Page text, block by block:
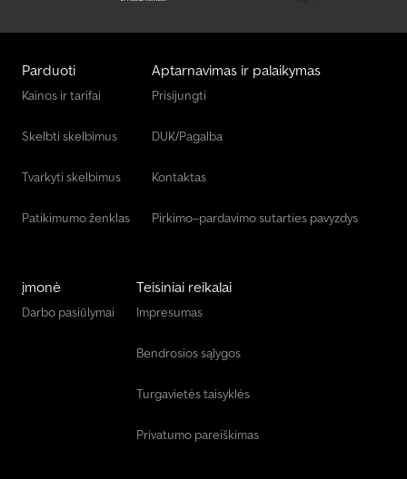
Kiti Šiukšlės / Šalinimas
Krautuvas Su Šoniniu Pasukimu
Parduoti
Kainos ir tarifai
Skelbti skelbimus
Tvarkyti skelbimus
Patikimumo ženklas
Aptarnavimas ir palaikymas
Prisijungti
DUK/Pagalba
Kontaktas
Pirkimo–pardavimo sutarties pavyzdys
įmonė
Darbo pasiūlymai
Teisiniai reikalai
Impresumas
Bendrosios sąlygos
Turgavietės taisyklės
Privatumo pareiškimas